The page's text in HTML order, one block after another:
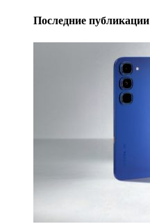
Последние публикации